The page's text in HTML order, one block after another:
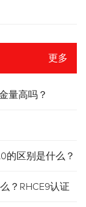
更多
量高吗？
的区别是什么？
？RHCE9认证